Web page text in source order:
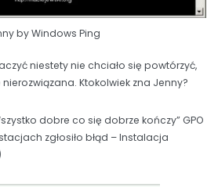
by Windows Ping
niestety nie chciało się powtórzyć,
Ktokolwiek zna Jenny?
dobre co się dobrze kończy” GPO
zgłosiło błąd – Instalacja